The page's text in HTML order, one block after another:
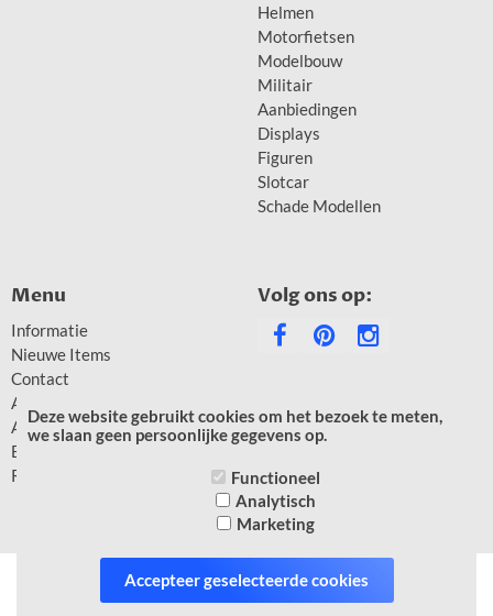
Helmen
Motorfietsen
Modelbouw
Militair
Aanbiedingen
Displays
Figuren
Slotcar
Schade Modellen
Menu
Informatie
Nieuwe Items
Contact
Account gegevens
Aanbiedingen
Blog
Retourbeleid
Volg ons op:
* = prijzen zijn inclusief btw - Powered by CCV Shopsoftware webshop
Deze website gebruikt cookies om het bezoek te meten,
we slaan geen persoonlijke gegevens op.
Functioneel
Analytisch
Marketing
Accepteer geselecteerde cookies